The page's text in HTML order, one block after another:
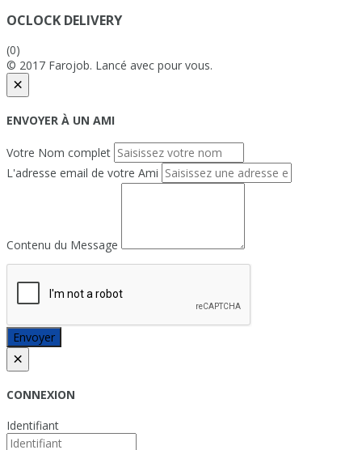
OCLOCK DELIVERY
(0)
© 2017 Farojob. Lancé avec pour vous.
×
ENVOYER À UN AMI
Votre Nom complet
L'adresse email de votre Ami
Contenu du Message
Envoyer
×
CONNEXION
Identifiant